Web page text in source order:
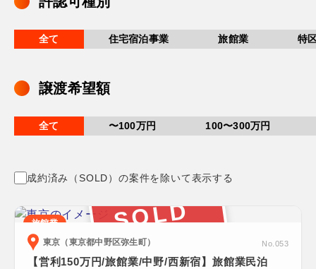
全て 住宅宿泊事業 旅館業 特
譲渡希望額
全て 〜100万円 100〜300万円
成約済み（SOLD）の案件を除いて表示する
SOLD
旅館業
東京（東京都中野区弥生町）
No.053
【営利150万円/旅館業/中野/西新宿】旅館業民泊